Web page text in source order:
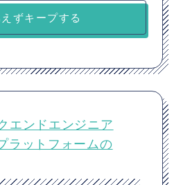
ずキープする
エンドエンジニア
ラットフォームの